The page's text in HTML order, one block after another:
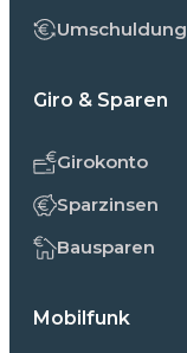
Umschuldung
Giro & Sparen
Girokonto
Sparzinsen
Bausparen
Mobilfunk